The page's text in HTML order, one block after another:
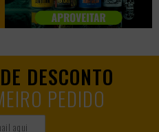
DESCONTO
PEDIDO